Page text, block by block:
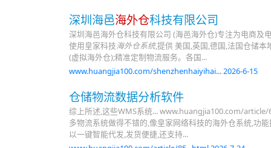
深圳海邑海外仓科技有限公司
深圳海邑海外仓科技有限公司 (海邑海外仓)专注为电商及
使用皇家科技海外仓系统,提供 美国,英国,德国,法国仓储本
(虚拟海外仓);精准定制物流服务。各国...
www.huangjia100.com/shenzhenhaiyihai... 2026-6-15
仓储物流数据分析软件
综上所述,这些WMS系统... www.huangjia100.com/
多物流系统做得不错的,像皇家网络科技的海外仓系统,功
以一键智能代发,发货便捷,还支持...